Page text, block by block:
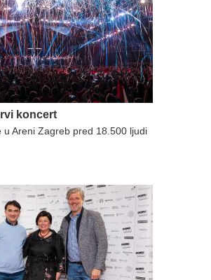
koncert
u Areni Zagreb pred 18.500 ljudi